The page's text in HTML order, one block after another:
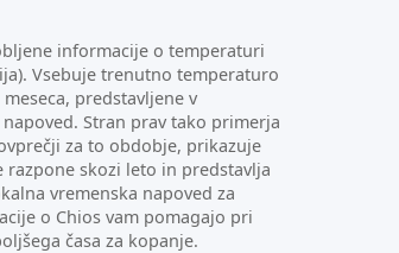
informacije o temperaturi
Vsebuje trenutno temperaturo
predstavljene v
Stran prav tako primerja
za to obdobje, prikazuje
skozi leto in predstavlja
vremenska napoved za
o Chios vam pomagajo pri
časa za kopanje.